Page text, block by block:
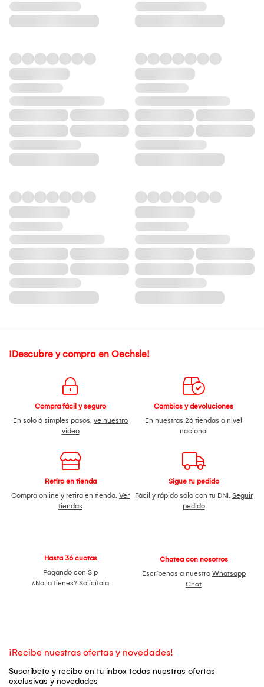
¡Descubre y compra en Oechsle!
Compra fácil y seguro
En solo 6 simples pasos, ve nuestro
video
Cambios y devoluciones
En nuestras 26 tiendas a nivel
nacional
Retiro en tienda
Compra online y retira en tienda. Ver
tiendas
Sigue tu pedido
Fácil y rápido sólo con tu DNI. Seguir
pedido
Hasta 36 cuotas
Pagando con Sip
¿No la tienes? Solicítala
Chatea con nosotros
Escríbenos a nuestro Whatsapp
Chat
¡Recibe nuestras ofertas y novedades!
Suscríbete y recibe en tu inbox todas nuestras ofertas
exclusivas y novedades